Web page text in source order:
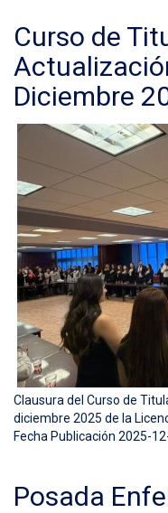
Curso de
Diciembre
Clausura del Curso de
diciembre 2025 de la
Fecha Publicación 2025-
Posada